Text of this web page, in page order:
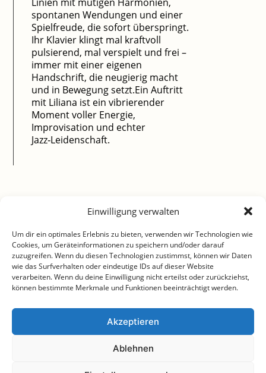
Einwilligung verwalten
Um dir ein optimales Erlebnis zu bieten, verwenden wir Technologien wie
Cookies, um Geräteinformationen zu speichern und/oder darauf
zuzugreifen. Wenn du diesen Technologien zustimmst, können wir Daten
wie das Surfverhalten oder eindeutige IDs auf dieser Website
verarbeiten. Wenn du deine Einwilligung nicht erteilst oder zurückziehst,
können bestimmte Merkmale und Funktionen beeinträchtigt werden.
Akzeptieren
Ablehnen
spontanen Wendungen und einer
Spielfreude, die sofort überspringt.
Ihr Klavier klingt mal kraftvoll
pulsierend, mal verspielt und frei –
immer mit einer eigenen
Handschrift, die neugierig macht
und in Bewegung setzt.Ein Auftritt
mit Liliana ist ein vibrierender
Moment voller Energie,
Improvisation und echter
Jazz‑Leidenschaft.